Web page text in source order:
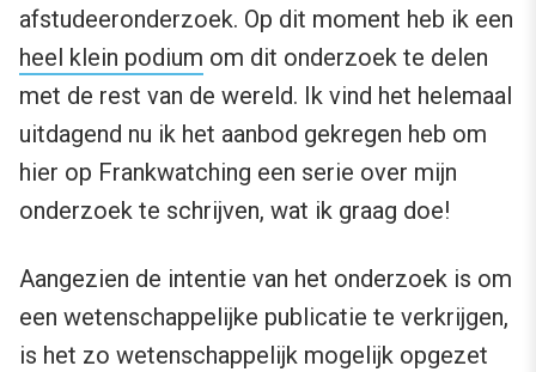
afstudeeronderzoek. Op dit moment heb ik een
heel klein podium om dit onderzoek te delen
met de rest van de wereld. Ik vind het helemaal
uitdagend nu ik het aanbod gekregen heb om
hier op Frankwatching een serie over mijn
onderzoek te schrijven, wat ik graag doe!
Aangezien de intentie van het onderzoek is om
een wetenschappelijke publicatie te verkrijgen,
is het zo wetenschappelijk mogelijk opgezet